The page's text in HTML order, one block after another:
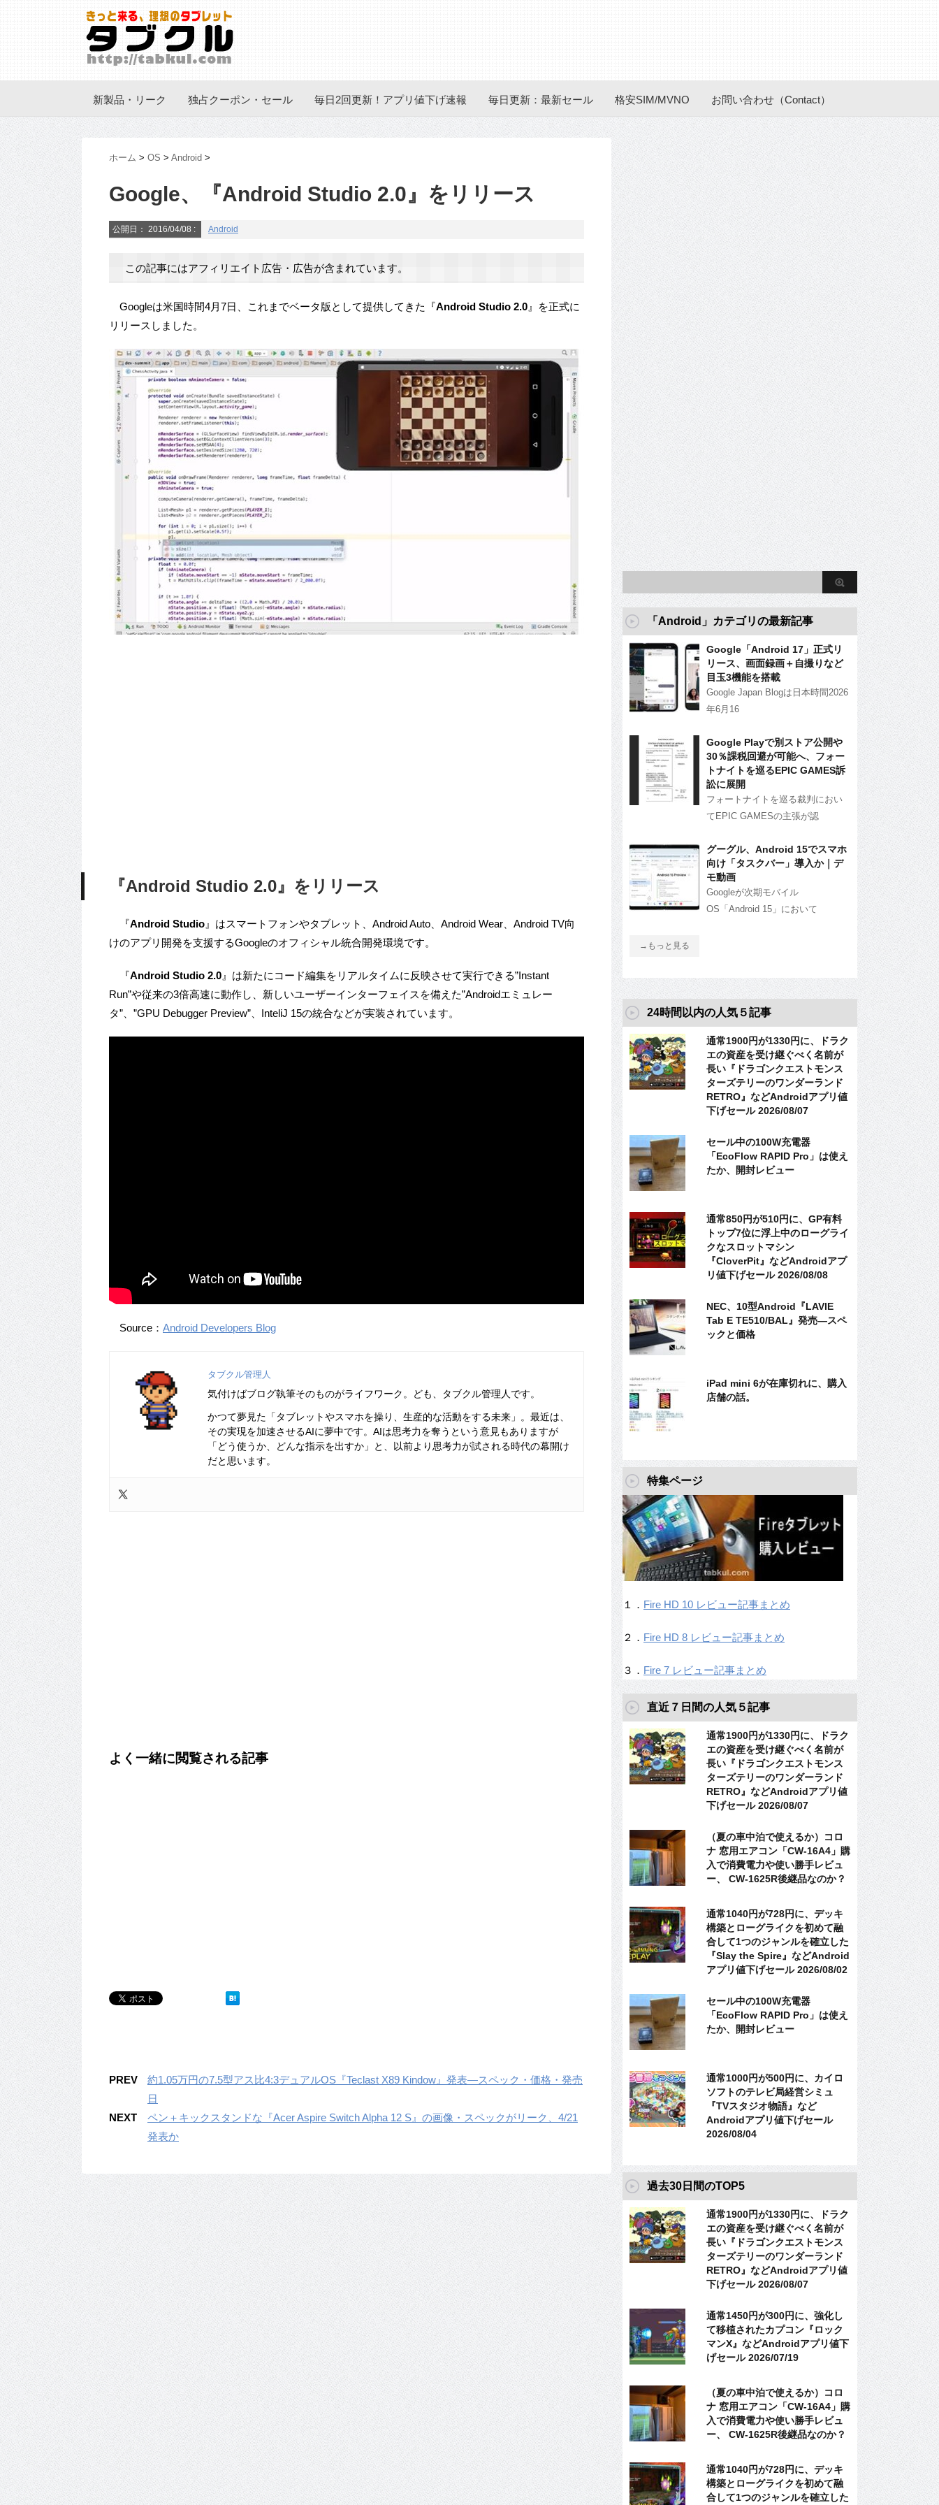
新製品・リーク 独占クーポン・セール 毎日2回更新！アプリ値下げ速報 毎日更新：最新セール 格安SIM/MVNO お問い合わせ（Contact）
ホーム > OS > Android >
Google、『Android Studio 2.0』をリリース
公開日： 2016/04/08 : Android
この記事にはアフィリエイト広告・広告が含まれています。
Googleは米国時間4月7日、これまでベータ版として提供してきた『Android Studio 2.0 』を正式に
リリースしました。
『Android Studio 2.0』をリリース
『Android Studio 』はスマートフォンやタブレット、Android Auto、Android Wear、Android TV向
けのアプリ開発を支援するGoogleのオフィシャル統合開発環境です。
『Android Studio 2.0 』は新たにコード編集をリアルタイムに反映させて実行できる”Instant
Run”や従来の3倍高速に動作し、新しいユーザーインターフェイスを備えた”Androidエミュレー
タ”、”GPU Debugger Preview”、InteliJ 15の統合などが実装されています。
Source： Android Developers Blog
タブクル管理人
気付けばブログ執筆そのものがライフワーク。ども、タブクル管理人です。
かつて夢見た「タブレットやスマホを操り、生産的な活動をする未来」。最近は、
その実現を加速させるAIに夢中です。AIは思考力を奪うという意見もありますが
「どう使うか、どんな指示を出すか」と、以前より思考力が試される時代の幕開け
だと思います。
よく一緒に閲覧される記事
PREV
約1.05万円の7.5型アス比4:3デュアルOS『Teclast X89 Kindow』発表―スペック・価格・発売
日
NEXT
ペン＋キックスタンドな『Acer Aspire Switch Alpha 12 S』の画像・スペックがリーク、4/21
発表か
「Android」カテゴリの最新記事
Google「Android 17」正式リ
リース、画面録画＋自撮りなど
目玉3機能を搭載
Google Japan Blogは日本時間2026
年6月16
Google Playで別ストア公開や
30％課税回避が可能へ、フォー
トナイトを巡るEPIC GAMES訴
訟に展開
フォートナイトを巡る裁判におい
てEPIC GAMESの主張が認
グーグル、Android 15でスマホ
向け「タスクバー」導入か｜デ
モ動画
Googleが次期モバイル
OS「Android 15」において
→もっと見る
24時間以内の人気５記事
通常1900円が1330円に、ドラク
エの資産を受け継ぐべく名前が
長い『ドラゴンクエストモンス
ターズテリーのワンダーランド
RETRO』などAndroidアプリ値
下げセール 2026/08/07
セール中の100W充電器
「EcoFlow RAPID Pro」は使え
たか、開封レビュー
通常850円が510円に、GP有料
トップ7位に浮上中のローグライ
クなスロットマシン
『CloverPit』などAndroidアプ
リ値下げセール 2026/08/08
NEC、10型Android『LAVIE
Tab E TE510/BAL』発売―スペ
ックと価格
iPad mini 6が在庫切れに、購入
店舗の話。
特集ページ
１． Fire HD 10 レビュー記事まとめ
２． Fire HD 8 レビュー記事まとめ
３． Fire 7 レビュー記事まとめ
直近７日間の人気５記事
通常1900円が1330円に、ドラク
エの資産を受け継ぐべく名前が
長い『ドラゴンクエストモンス
ターズテリーのワンダーランド
RETRO』などAndroidアプリ値
下げセール 2026/08/07
（夏の車中泊で使えるか）コロ
ナ 窓用エアコン「CW-16A4」購
入で消費電力や使い勝手レビュ
ー、 CW-1625R後継品なのか？
通常1040円が728円に、デッキ
構築とローグライクを初めて融
合して1つのジャンルを確立した
『Slay the Spire』などAndroid
アプリ値下げセール 2026/08/02
セール中の100W充電器
「EcoFlow RAPID Pro」は使え
たか、開封レビュー
通常1000円が500円に、カイロ
ソフトのテレビ局経営シミュ
『TVスタジオ物語』など
Androidアプリ値下げセール
2026/08/04
過去30日間のTOP5
通常1900円が1330円に、ドラク
エの資産を受け継ぐべく名前が
長い『ドラゴンクエストモンス
ターズテリーのワンダーランド
RETRO』などAndroidアプリ値
下げセール 2026/08/07
通常1450円が300円に、強化し
て移植されたカプコン『ロック
マンX』などAndroidアプリ値下
げセール 2026/07/19
（夏の車中泊で使えるか）コロ
ナ 窓用エアコン「CW-16A4」購
入で消費電力や使い勝手レビュ
ー、 CW-1625R後継品なのか？
通常1040円が728円に、デッキ
構築とローグライクを初めて融
合して1つのジャンルを確立した